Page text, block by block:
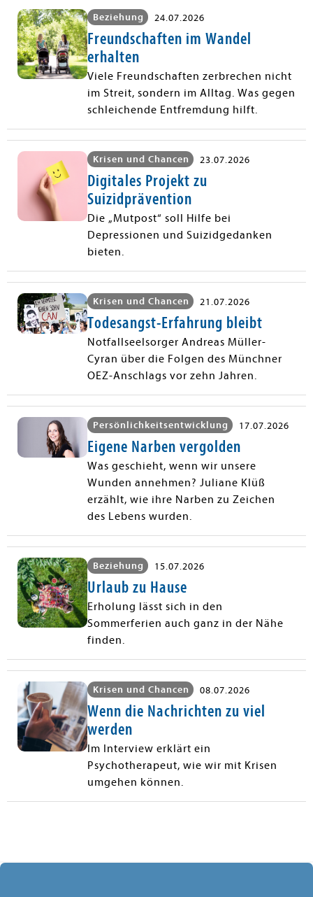
Beziehung 24.07.2026
Freundschaften im Wandel
erhalten
Viele Freundschaften zerbrechen nicht
im Streit, sondern im Alltag. Was gegen
schleichende Entfremdung hilft.
Krisen und Chancen 23.07.2026
Digitales Projekt zu
Suizidprävention
Die „Mutpost“ soll Hilfe bei
Depressionen und Suizidgedanken
bieten.
Krisen und Chancen 21.07.2026
Todesangst-Erfahrung bleibt
Notfallseelsorger Andreas Müller-
Cyran über die Folgen des Münchner
OEZ-Anschlags vor zehn Jahren.
Persönlichkeitsentwicklung 17.07.2026
Eigene Narben vergolden
Was geschieht, wenn wir unsere
Wunden annehmen? Juliane Klüß
erzählt, wie ihre Narben zu Zeichen
des Lebens wurden.
Beziehung 15.07.2026
Urlaub zu Hause
Erholung lässt sich in den
Sommerferien auch ganz in der Nähe
finden.
Krisen und Chancen 08.07.2026
Wenn die Nachrichten zu viel
werden
Im Interview erklärt ein
Psychotherapeut, wie wir mit Krisen
umgehen können.